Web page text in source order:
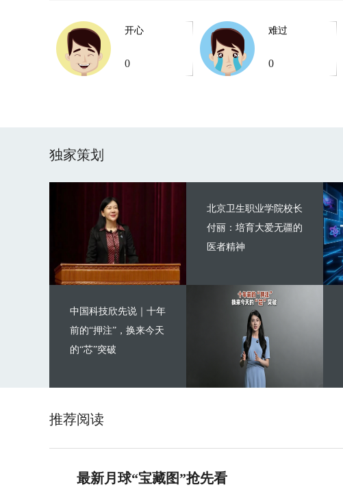
开心
0
难过
0
独家策划
北京卫生职业学院校长
付丽：培育大爱无疆的
医者精神
中国科技欣先说｜十年
前的“押注”，换来今天
的“芯”突破
推荐阅读
最新月球“宝藏图”抢先看